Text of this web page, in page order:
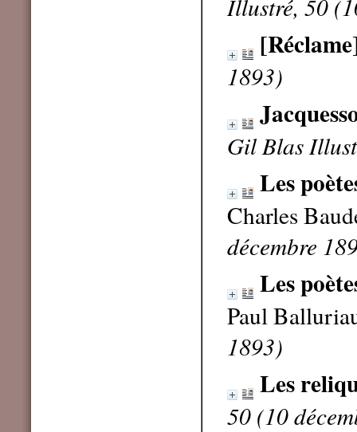
Illustré, 50
1893)
Gil Blas
Les
Charles
décembre
Les
Paul
1893)
Les
50 (10